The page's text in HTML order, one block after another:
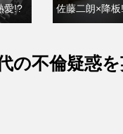
愛!? 佐藤二朗×降板
の不倫疑惑